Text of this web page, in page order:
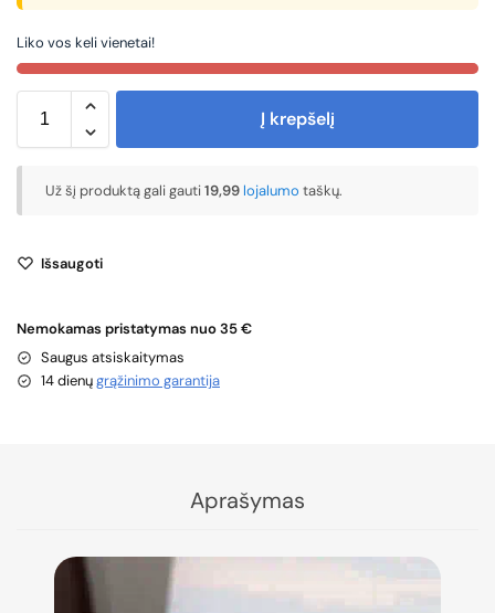
Liko vos keli vienetai!
Į krepšelį
Už šį produktą gali gauti19,99 lojalumotaškų.
Išsaugoti
Nemokamas pristatymas nuo 35 €
Saugus atsiskaitymas
14 dienųgrąžinimo garantija
Aprašymas